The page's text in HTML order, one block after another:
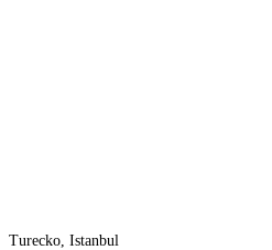
Turecko, Istanbul